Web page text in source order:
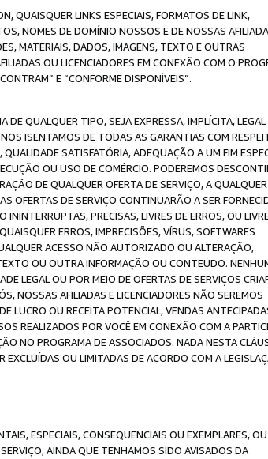
QUAISQUER LINKS ESPECIAIS, FORMATOS DE LINK,
NOMES DE DOMÍNIO NOSSOS E DE NOSSAS
MATERIAIS, DADOS, IMAGENS, TEXTO E OUTRAS
OU LICENCIADORES EM CONEXÃO COM O
E “CONFORME DISPONÍVEIS”.
QUALQUER TIPO, SEJA EXPRESSA, IMPLÍCITA,
ISENTAMOS DE TODAS AS GARANTIAS COM
SATISFATÓRIA, ADEQUAÇÃO A UM FIM
OU USO DE COMÉRCIO. PODEREMOS
DE QUALQUER OFERTA DE SERVIÇO, A QUALQUER
OFERTAS DE SERVIÇO CONTINUARÃO A SER
PRECISAS, LIVRES DE ERROS, OU
ERROS, IMPRECISÕES, VÍRUS, SOFTWARES
ACESSO NÃO AUTORIZADO OU ALTERAÇÃO,
OU OUTRA INFORMAÇÃO OU CONTEÚDO.
LEGAL OU POR MEIO DE OFERTAS DE SERVIÇOS
NOSSAS AFILIADAS E LICENCIADORES NÃO SEREMOS
LUCRO OU RECEITA POTENCIAL, VENDAS
REALIZADOS POR VOCÊ EM CONEXÃO COM A
NO PROGRAMA DE ASSOCIADOS. NADA NESTA
EXCLUÍDAS OU LIMITADAS DE ACORDO COM A
ESPECIAIS, CONSEQUENCIAIS OU EXEMPLARES, OU
AINDA QUE TENHAMOS SIDO AVISADOS DA